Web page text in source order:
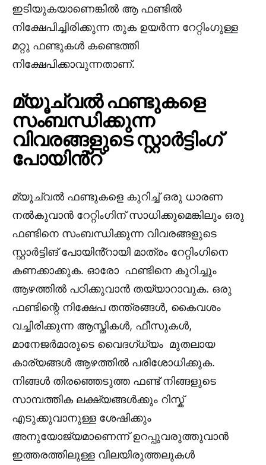
ഇടിയുകയാണെങ്കിൽ ആ ഫണ്ടിൽ
നിക്ഷേപിച്ചിരിക്കുന്ന തുക ഉയർന്ന റേറ്റിംഗുള്ള
മറ്റു ഫണ്ടുകൾ കണ്ടെത്തി
നിക്ഷേപിക്കാവുന്നതാണ്.
മ്യൂച്വൽ ഫണ്ടുകളെ
സംബന്ധിക്കുന്ന
വിവരങ്ങളുടെ സ്റ്റാർട്ടിംഗ്
പോയിൻ്റ്
മ്യൂച്വൽ ഫണ്ടുകളെ കുറിച്ച് ഒരു ധാരണ
നൽകുവാൻ റേറ്റിംഗിന് സാധിക്കുമെങ്കിലും ഒരു
ഫണ്ടിനെ സംബന്ധിക്കുന്ന വിവരങ്ങളുടെ
സ്റ്റാർട്ടിങ് പോയിൻ്റായി മാത്രം റേറ്റിംഗിനെ
കണക്കാക്കുക. ഓരോ ഫണ്ടിനെ കുറിച്ചും
ആഴത്തിൽ പഠിക്കുവാൻ തയ്യാറാവുക. ഒരു
ഫണ്ടിന്റെ നിക്ഷേപ തന്ത്രങ്ങൾ, കൈവശം
വച്ചിരിക്കുന്ന ആസ്തികൾ, ഫീസുകൾ,
മാനേജർമാരുടെ വൈദഗ്ധ്യം മുതലായ
കാര്യങ്ങൾ ആഴത്തിൽ പരിശോധിക്കുക.
നിങ്ങൾ തിരഞ്ഞെടുത്ത ഫണ്ട് നിങ്ങളുടെ
സാമ്പത്തിക ലക്ഷ്യങ്ങൾക്കും റിസ്ക്
എടുക്കുവാനുള്ള ശേഷിക്കും
അനുയോജ്യമാണെന്ന് ഉറപ്പുവരുത്തുവാൻ
ഇത്തരത്തിലുള്ള വിലയിരുത്തലുകൾ